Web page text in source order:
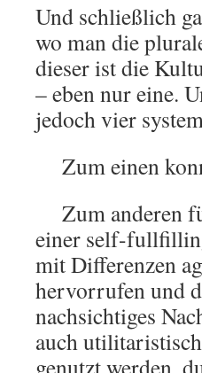
Und schließlich
wo man die
dieser ist die
– eben nur eine.
jedoch vier
Zum einen
Zum anderen
einer self-
mit Differenzen
hervorrufen und
nachsichtiges
auch
genutzt werden,